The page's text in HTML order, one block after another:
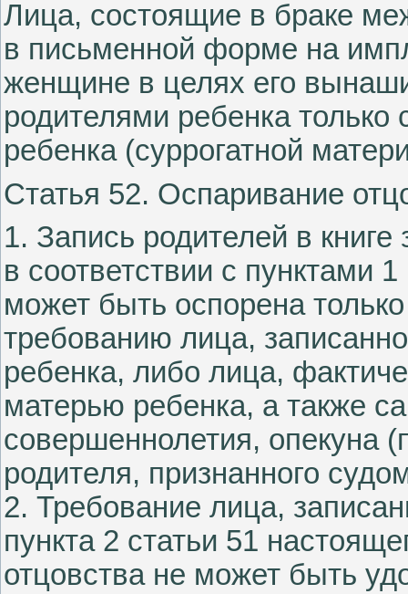
Лица, состоящие в браке
в письменной форме на
женщине в целях его
родителями ребенка
ребенка (суррогатной
Статья 52. Оспаривание
1. Запись родителей в
в соответствии с пунктами
может быть оспорена
требованию лица,
ребенка, либо лица,
матерью ребенка, а также
совершеннолетия, опекуна
родителя, признанного
2. Требование лица,
пункта 2 статьи 51
отцовства не может быть